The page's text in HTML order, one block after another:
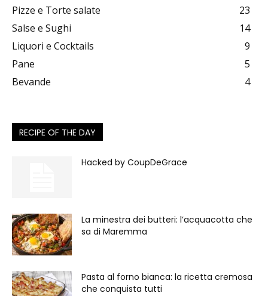
Pizze e Torte salate
23
Salse e Sughi
14
Liquori e Cocktails
9
Pane
5
Bevande
4
RECIPE OF THE DAY
Hacked by CoupDeGrace
La minestra dei butteri: l’acquacotta che
sa di Maremma
Pasta al forno bianca: la ricetta cremosa
che conquista tutti